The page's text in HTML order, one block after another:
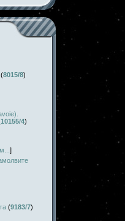
(8015/8)
10155/4)
]
(9183/7)